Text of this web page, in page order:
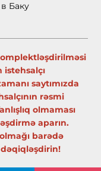
Баку
istehsalçı
saytımızda
rəsmi
olmaması
aparın.
barədə